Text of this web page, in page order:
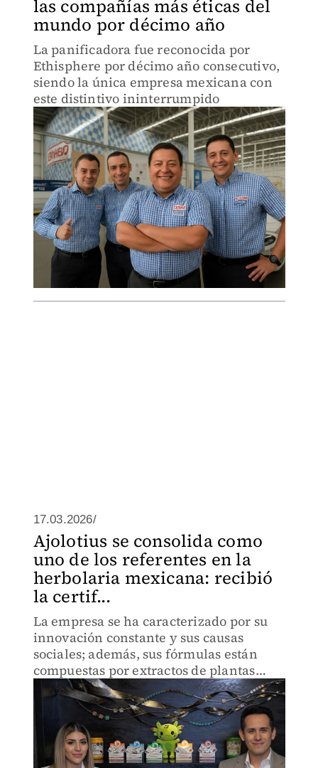
las compañías más éticas del
mundo por décimo año
La panificadora fue reconocida por
Ethisphere por décimo año consecutivo,
siendo la única empresa mexicana con
este distintivo ininterrumpido
17.03.2026/
Ajolotius se consolida como
uno de los referentes en la
herbolaria mexicana: recibió
la certif...
La empresa se ha caracterizado por su
innovación constante y sus causas
sociales; además, sus fórmulas están
compuestas por extractos de plantas
endémicas del país